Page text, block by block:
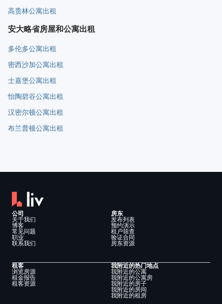
高贵林公寓出租
安大略省房屋和公寓出租
多伦多公寓出租
密西沙加公寓出租
士嘉堡公寓出租
怡陶碧谷公寓出租
汉密尔顿公寓出租
布兰普顿公寓出租
公司
关于我们
博客
常见问题
职业
联系我们
房东
发布列表
预约演示
租户筛查
验证合同
房东资源
租客
浏览房源
租金报告
租客资源
我附近的热门地点
我附近的公寓
我附近的公寓房
我附近的房子
我附近的房间
我附近的租房